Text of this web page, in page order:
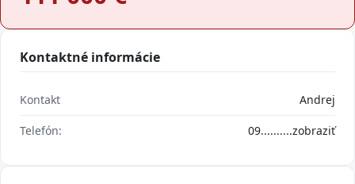
Kontaktné informácie
Kontakt Andrej
Telefón: 09..........zobraziť